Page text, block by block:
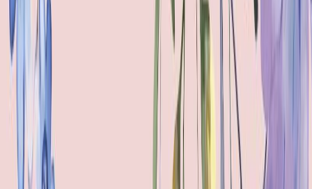
Ξεκίνα εδώ
Διάρκεια
19ω 40λ